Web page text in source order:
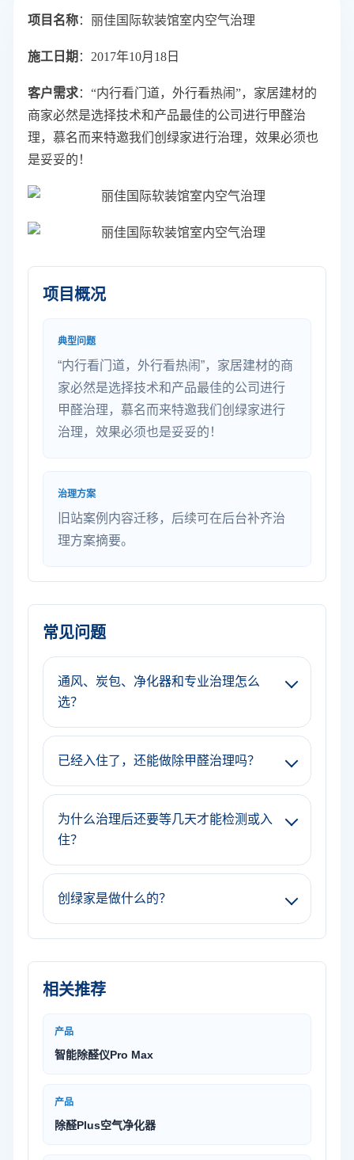
项目名称：丽佳国际软装馆室内空气治理
施工日期 ：2017年10月18日
客户需求： “内行看门道，外行看热闹”，家居建材的
商家必然是选择技术和产品最佳的公司进行甲醛治
理，慕名而来特邀我们创绿家进行治理，效果必须也
是妥妥的！
项目概况
典型问题
“内行看门道，外行看热闹”，家居建材的商
家必然是选择技术和产品最佳的公司进行
甲醛治理，慕名而来特邀我们创绿家进行
治理，效果必须也是妥妥的！
治理方案
旧站案例内容迁移，后续可在后台补齐治
理方案摘要。
常见问题
通风、炭包、净化器和专业治理怎么
选？
已经入住了，还能做除甲醛治理吗？
为什么治理后还要等几天才能检测或入
住？
创绿家是做什么的？
相关推荐
产品
智能除醛仪Pro Max
产品
除醛Plus空气净化器